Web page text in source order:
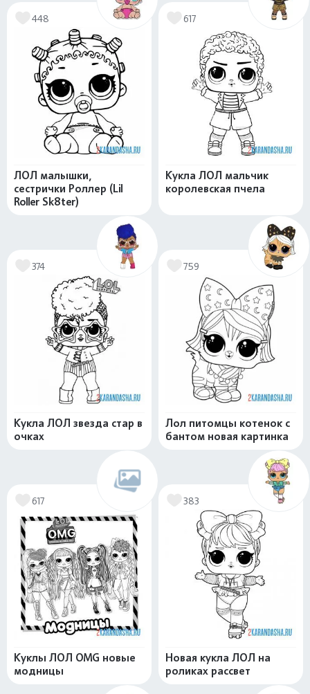
448
ЛОЛ малышки,
сестрички Роллер (Lil
Roller Sk8ter)
617
Кукла ЛОЛ мальчик
королевская пчела
374
Кукла ЛОЛ звезда стар в
очках
759
Лол питомцы котенок с
бантом новая картинка
617
Куклы ЛОЛ OMG новые
модницы
383
Новая кукла ЛОЛ на
роликах рассвет